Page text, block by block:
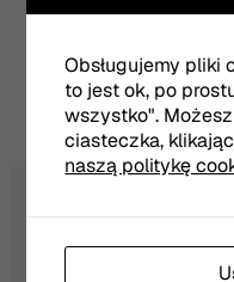
Święcicka.
Obsługujemy pliki
to jest ok, po
wszystko".
ciasteczka,
naszą politykę